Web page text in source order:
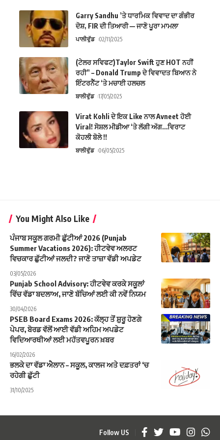
Garry Sandhu ’ਤੇ ਧਾਰਮਿਕ ਵਿਵਾਦ ਦਾ ਗੰਭੀਰ
ਦੋਸ਼, FIR ਦੀ ਤਿਆਰੀ — ਜਾਣੋ ਪੂਰਾ ਮਾਮਲਾ
ਪਾਲੀਵੁੱਡ 02/11/2025
(ਟੇਲਰ ਸਵਿਫਟ)Taylor Swift ਹੁਣ HOT ਨਹੀਂ
ਰਹੀ” – Donald Trump ਦੇ ਵਿਵਾਦਤ ਬਿਆਨ ਨੇ
ਇੰਟਰਨੈੱਟ ‘ਤੇ ਮਚਾਈ ਹਲਚਲ
ਬਾਲੀਵੁੱਡ 17/05/2025
Virat Kohli ਦੇ ਇਕ Like ਨਾਲ Avneet ਹੋਈ
Viral! ਸੋਸ਼ਲ ਮੀਡੀਆ ‘ਤੇ ਲੱਗੀ ਅੱਗ…ਵਿਰਾਟ
ਕੋਹਲੀ ਬੋਲੇ !!
ਬਾਲੀਵੁੱਡ 06/05/2025
You Might Also Like
ਪੰਜਾਬ ਸਕੂਲ ਗਰਮੀ ਛੁੱਟੀਆਂ 2026 (Punjab
Summer Vacations 2026): ਹੀਟਵੇਵ ਅਲਰਟ
ਵਿਚਕਾਰ ਛੁੱਟੀਆਂ ਜਲਦੀ? ਜਾਣੋ ਤਾਜ਼ਾ ਵੱਡੀ ਅਪਡੇਟ
03/05/2026
Punjab School Advisory: ਹੀਟਵੇਵ ਕਰਕੇ ਸਕੂਲਾਂ
ਵਿੱਚ ਵੱਡਾ ਬਦਲਾਅ, ਜਾਣੋ ਬੱਚਿਆਂ ਲਈ ਕੀ ਨਵੇਂ ਨਿਯਮ
30/04/2026
PSEB Board Exams 2026: ਕੱਲ੍ਹ ਤੋਂ ਸ਼ੁਰੂ ਹੋਣਗੇ
ਪੇਪਰ, ਬੋਰਡ ਵੱਲੋਂ ਆਈ ਵੱਡੀ ਅਹਿਮ ਅਪਡੇਟ
ਵਿਦਿਆਰਥੀਆਂ ਲਈ ਮਹੱਤਵਪੂਰਨ ਖ਼ਬਰ
16/02/2026
ਭਲਕੇ ਦਾ ਵੱਡਾ ਐਲਾਨ – ਸਕੂਲ, ਕਾਲਜ ਅਤੇ ਦਫ਼ਤਰਾਂ ‘ਚ
ਰਹੇਗੀ ਛੁੱਟੀ
31/10/2025
Follow US